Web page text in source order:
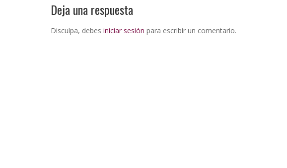
Deja una respuesta
Disculpa, debes iniciar sesión para escribir un comentario.